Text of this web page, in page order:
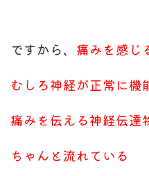
ですから、 痛みを感じ
むしろ神経が正常に機
痛みを伝える神経伝達
ちゃんと流れている